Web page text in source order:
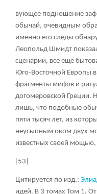
вующее подношение
обычай, очевидным
именно его следы
Леопольд Шмидт
сценарии, все еще
Юго-Восточной Европы в
фрагменты мифов и
догомеровской Греции.
лишь, что подобные
пяти тысяч лет, из
неусыпным оком двух
известных своей
[53]
Цитируется по изд.:
идей. В 3 томах Том 1.